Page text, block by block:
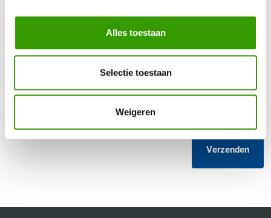
Alles toestaan
Selectie toestaan
Weigeren
Uw vraag / opmerking
Verzenden